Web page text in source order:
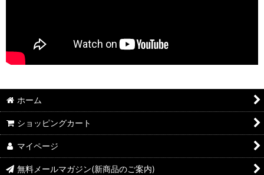
ホーム
ショッピングカート
マイページ
無料メールマガジン(新商品のご案内)